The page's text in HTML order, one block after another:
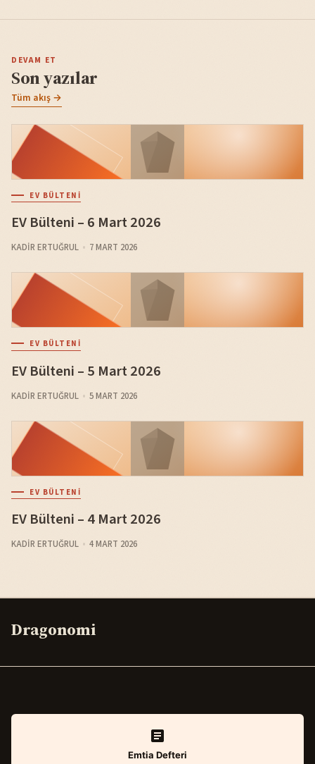
DEVAM ET
Son yazılar
Tüm akış →
EV BÜLTENI
EV Bülteni – 6 Mart 2026
KADIR ERTUĞRUL 7 MART 2026
EV BÜLTENI
EV Bülteni – 5 Mart 2026
KADIR ERTUĞRUL 5 MART 2026
EV BÜLTENI
EV Bülteni – 4 Mart 2026
KADIR ERTUĞRUL 4 MART 2026
Dragonomi
Emtia Defteri